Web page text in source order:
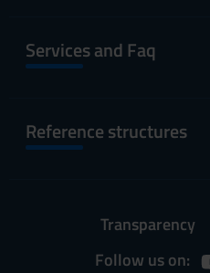
Services and Faq
Reference structures
Transparency
Follow us on: